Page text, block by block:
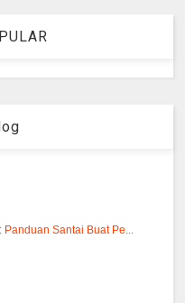
Santai Buat Pe...